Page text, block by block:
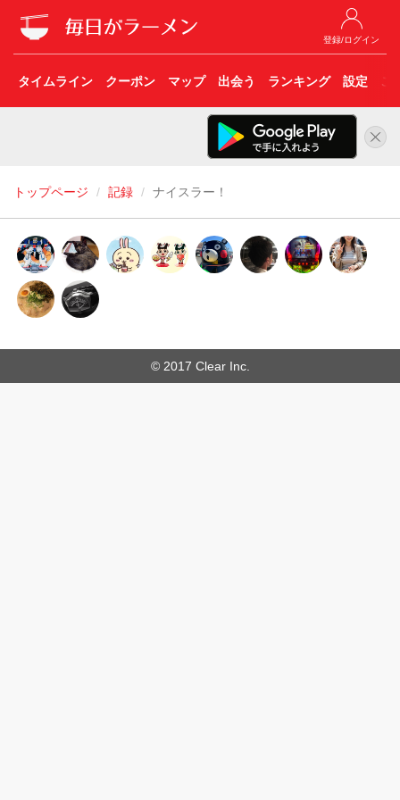
登録/ログイン
タイムライン クーポン マップ 出会う ランキング 設定 こ
トップページ 記録 ナイスラー！
© 2017 Clear Inc.